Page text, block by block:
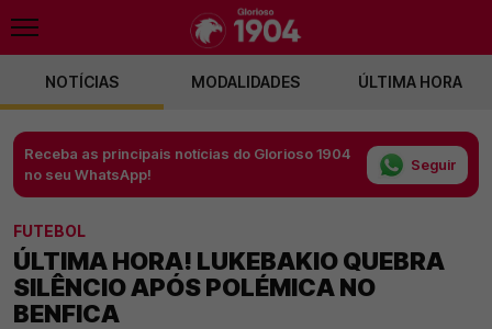
NOTÍCIAS MODALIDADES ÚLTIMA HORA
Receba as principais notícias do Glorioso 1904
no seu WhatsApp!
Seguir
FUTEBOL
ÚLTIMA HORA! LUKEBAKIO QUEBRA
SILÊNCIO APÓS POLÉMICA NO
BENFICA